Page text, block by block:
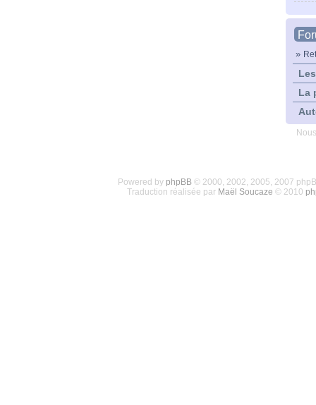
»
La
Powered by phpBB© 2000, 2002, 2005, 2007
Traduction réalisée par Maël Soucaze © 2010